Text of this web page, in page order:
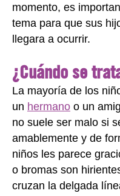
momento, es
tema para que sus
llegara a ocurrir.
¿Cuándo se
La mayoría de los
un hermano o un
no suele ser malo si
amablemente y de
niños les parece
o bromas son
cruzan la delgada